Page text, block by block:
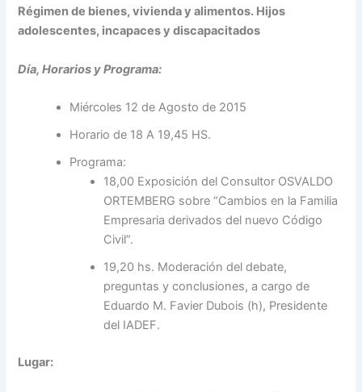
Régimen de bienes, vivienda y alimentos. Hijos
adolescentes, incapaces y discapacitados
Día, Horarios y Programa:
Miércoles 12 de Agosto de 2015
Horario de 18 A 19,45 HS.
Programa:
18,00 Exposición del Consultor OSVALDO
ORTEMBERG sobre “Cambios en la Familia
Empresaria derivados del nuevo Código
Civil”.
19,20 hs. Moderación del debate,
preguntas y conclusiones, a cargo de
Eduardo M. Favier Dubois (h), Presidente
del IADEF.
Lugar: